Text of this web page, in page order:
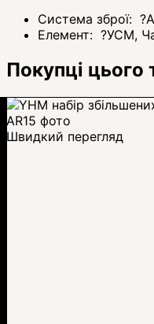
Система зброї: ?
Елемент: ?УСМ,
Покупці
Швидкий перегляд